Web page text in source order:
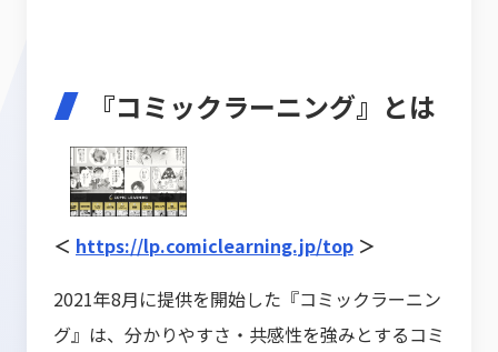
『コミックラーニング』とは
＜ https://lp.comiclearning.jp/top ＞
2021年8月に提供を開始した『コミックラーニン
グ』は、分かりやすさ・共感性を強みとするコミ